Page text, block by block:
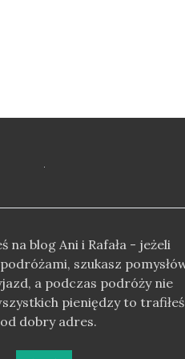
na blog Ani i Rafała - jeżeli
szukasz
a podczas podróży nie
pieniędzy to trafiłeś
dobry adres.